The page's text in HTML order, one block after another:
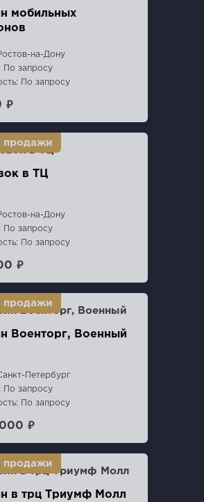
мобильных
на-Дону
По запросу
По запросу
₽
в ТЦ
на-Дону
По запросу
По запросу
₽
Военторг, Военный
Петербург
По запросу
По запросу
₽
в трц Триумф Молл